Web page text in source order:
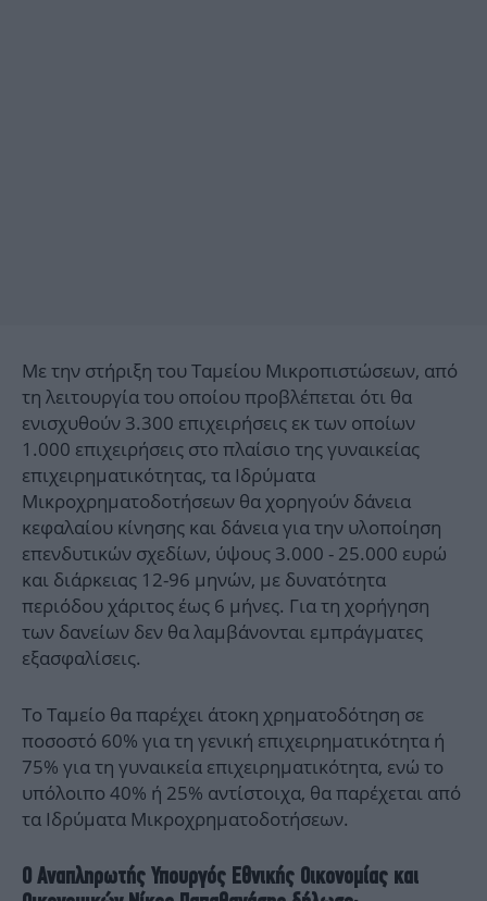
Με την στήριξη του Ταμείου Μικροπιστώσεων, από
τη λειτουργία του οποίου προβλέπεται ότι θα
ενισχυθούν 3.300 επιχειρήσεις εκ των οποίων
1.000 επιχειρήσεις στο πλαίσιο της γυναικείας
επιχειρηματικότητας, τα Ιδρύματα
Μικροχρηματοδοτήσεων θα χορηγούν δάνεια
κεφαλαίου κίνησης και δάνεια για την υλοποίηση
επενδυτικών σχεδίων, ύψους 3.000 - 25.000 ευρώ
και διάρκειας 12-96 μηνών, με δυνατότητα
περιόδου χάριτος έως 6 μήνες. Για τη χορήγηση
των δανείων δεν θα λαμβάνονται εμπράγματες
εξασφαλίσεις.
Το Ταμείο θα παρέχει άτοκη χρηματοδότηση σε
ποσοστό 60% για τη γενική επιχειρηματικότητα ή
75% για τη γυναικεία επιχειρηματικότητα, ενώ το
υπόλοιπο 40% ή 25% αντίστοιχα, θα παρέχεται από
τα Ιδρύματα Μικροχρηματοδοτήσεων.
Ο Αναπληρωτής Υπουργός Εθνικής Οικονομίας και